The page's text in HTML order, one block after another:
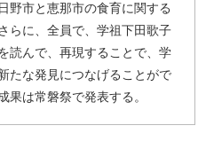
野市と恵那市の食育に関する
らに、全員で、学祖下田歌子
読んで、再現することで、学
たな発見につなげることがで
果は常磐祭で発表する。